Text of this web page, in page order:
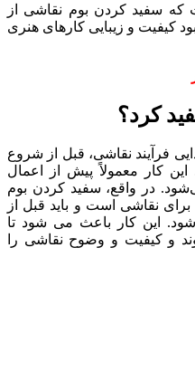
که سفید کردن بوم نقاشی از
کیفیت و زیبایی کارهای هنری
کرد؟
فرآیند نقاشی، قبل از شروع
کار معمولاً پیش از اعمال
در واقع، سفید کردن بوم
نقاشی است و باید قبل از
این کار باعث می شود تا
و کیفیت و وضوح نقاشی را